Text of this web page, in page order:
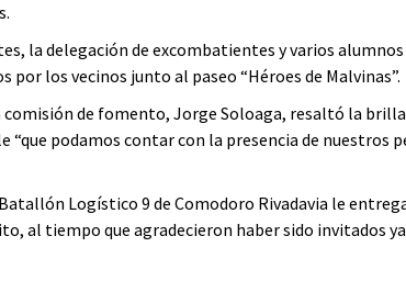
la delegación de excombatientes y varios
los vecinos junto al paseo “Héroes de Malvinas”.
comisión de fomento, Jorge Soloaga, resaltó la
“que podamos contar con la presencia de nuestros
Logístico 9 de Comodoro Rivadavia le
al tiempo que agradecieron haber sido invitados ya